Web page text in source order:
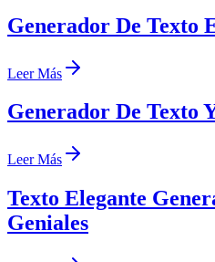
Generador De Texto
Leer Más
Generador De Texto
Leer Más
Texto Elegante
Geniales